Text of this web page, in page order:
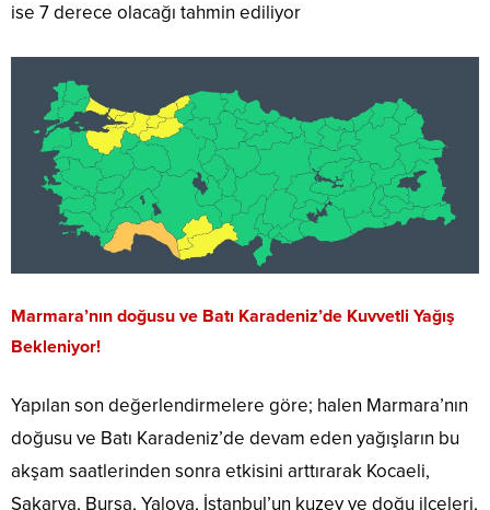
ise 7 derece olacağı tahmin ediliyor
Marmara’nın doğusu ve Batı Karadeniz’de Kuvvetli Yağış
Bekleniyor!
Yapılan son değerlendirmelere göre; halen Marmara’nın
doğusu ve Batı Karadeniz’de devam eden yağışların bu
akşam saatlerinden sonra etkisini arttırarak Kocaeli,
Sakarya, Bursa, Yalova, İstanbul’un kuzey ve doğu ilçeleri,